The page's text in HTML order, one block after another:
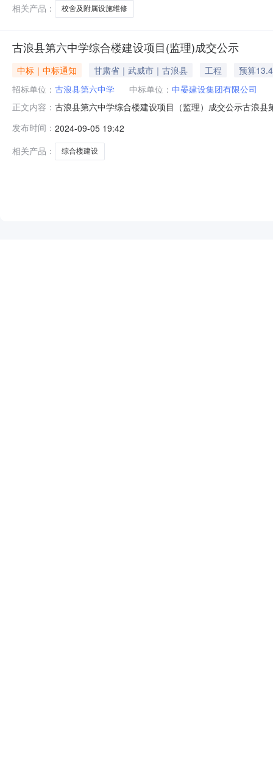
相关产品：
校舍及附属设施维修
古浪县第六中学综合楼建设项目(监理)成交公示
中标｜中标通知 甘肃省｜武威市｜古浪县 工程
预算
招标单位： 古浪县第六中学 中标单位： 中晏建设集团有限公司
正文内容： 古浪县第六中学综合楼建设项目（监理）成交公示古浪
交价格1古浪县第六中学综合楼建设项目（监理）001服
发布时间： 2024-09-05 19:42
相关产品：
综合楼建设